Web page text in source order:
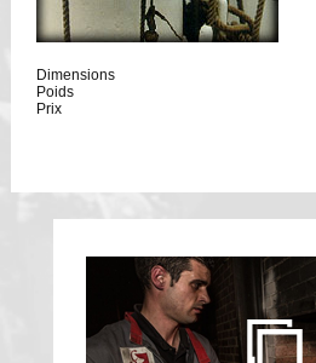
Dimensions
Poids
Prix